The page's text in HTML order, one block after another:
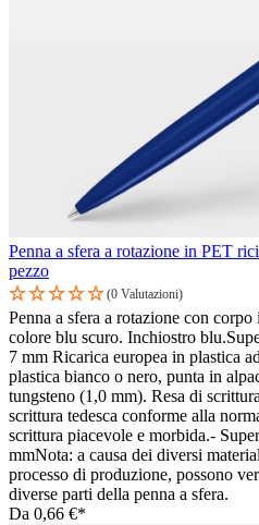
Penna a sfera a rotazione in PET
pezzo
(0 Valutazioni)
Penna a sfera a rotazione con
colore blu scuro. Inchiostro
7 mm Ricarica europea in plastica
plastica bianco o nero, punta in
tungsteno (1,0 mm). Resa di
scrittura tedesca conforme alla
scrittura piacevole e morbida.-
mmNota: a causa dei diversi
processo di produzione, possono
diverse parti della penna a sfera.
Da 0,66 €*